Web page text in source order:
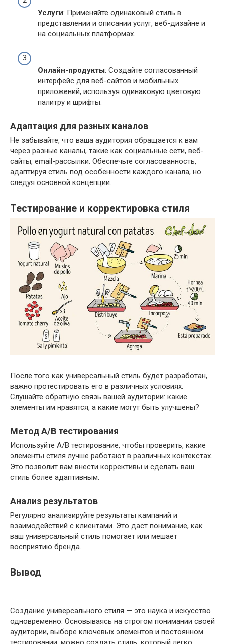
Услуги: Применяйте одинаковый стиль в
представлении и описании услуг, веб-дизайне и
на социальных платформах.
Онлайн-продукты: Создайте согласованный
интерфейс для веб-сайтов и мобильных
приложений, используя одинаковую цветовую
палитру и шрифты.
Адаптация для разных каналов
Не забывайте, что ваша аудитория обращается к вам
через разные каналы, такие как социальные сети, веб-
сайты, email-рассылки. Обеспечьте согласованность,
адаптируя стиль под особенности каждого канала, но
следуя основной концепции.
Тестирование и корректировка стиля
После того как универсальный стиль будет разработан,
важно протестировать его в различных условиях.
Слушайте обратную связь вашей аудитории: какие
элементы им нравятся, а какие могут быть улучшены?
Метод A/B тестирования
Используйте A/B тестирование, чтобы проверить, какие
элементы стиля лучше работают в различных контекстах.
Это позволит вам внести коррективы и сделать ваш
стиль более адаптивным.
Анализ результатов
Регулярно анализируйте результаты кампаний и
взаимодействий с клиентами. Это даст понимание, как
ваш универсальный стиль помогает или мешает
восприятию бренда.
Вывод
Создание универсального стиля — это наука и искусство
одновременно. Основываясь на строгом понимании своей
аудитории, выборе ключевых элементов и постоянном